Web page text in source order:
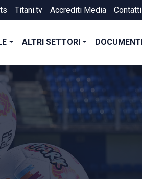
Titani.tv Accrediti Media Contatti
ALTRI SETTORI DOCUMENTI